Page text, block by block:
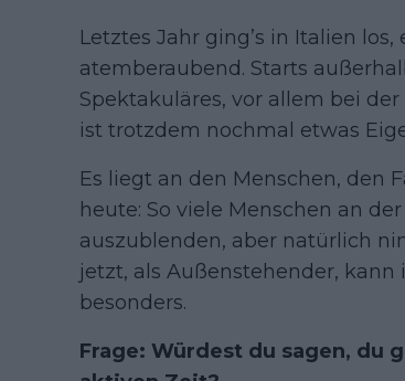
Letztes Jahr ging’s in Italien
atemberaubend. Starts
Spektakuläres, vor allem bei
ist trotzdem nochmal etwas
Es liegt an den Menschen, den
heute: So viele Menschen an
auszublenden, aber natürlich
jetzt, als Außenstehender, kann
besonders.
Frage: Würdest du sagen, du